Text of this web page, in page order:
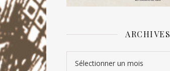
ARCHIVES